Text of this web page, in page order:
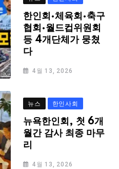
한인회·체육회·축구
협회·월드컵위원회
등 4개단체가 뭉쳤
다
4월 13, 2026
뉴스 한인사회
뉴욕한인회, 첫 6개
월간 감사 최종 마무
리
4월 13, 2026